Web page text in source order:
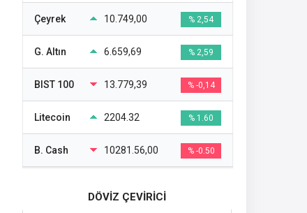
Çeyrek 10.749,00 % 2,54
G. Altın 6.659,69 % 2,59
BIST 100 13.779,39 % -0,14
Litecoin 2204.32 % 1.60
B. Cash 10281.56,00 % -0.50
DÖVİZ ÇEVİRİCİ